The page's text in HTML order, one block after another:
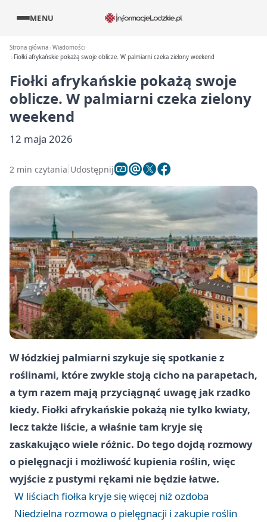
MENU
Strona główna Wiadomości
Fiołki afrykańskie pokażą swoje oblicze. W palmiarni czeka zielony weekend
Fiołki afrykańskie pokażą swoje
oblicze. W palmiarni czeka zielony
weekend
12 maja 2026
2 min czytania Udostępnij
W łódzkiej palmiarni szykuje się spotkanie z
roślinami, które zwykle stoją cicho na parapetach,
a tym razem mają przyciągnąć uwagę jak rzadko
kiedy. Fiołki afrykańskie pokażą nie tylko kwiaty,
lecz także liście, a właśnie tam kryje się
zaskakująco wiele różnic. Do tego dojdą rozmowy
o pielęgnacji i możliwość kupienia roślin, więc
wyjście z pustymi rękami nie będzie łatwe.
W liściach fiołka kryje się więcej niż ozdoba
Niedzielna rozmowa o pielęgnacji i zakupie roślin